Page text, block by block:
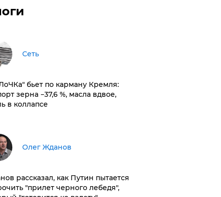
Сеть
бьет по карману Кремля:
зерна −37,6 %, масла вдвое,
в коллапсе
Олег Жданов
рассказал, как Путин пытается
"прилет черного лебедя",